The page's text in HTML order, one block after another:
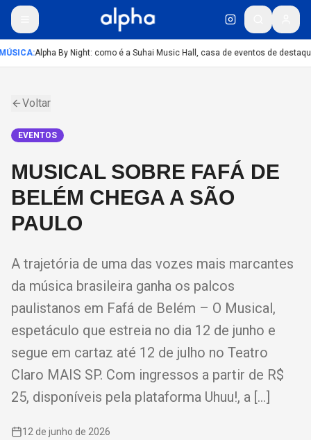
:Alpha By Night: como é a Suhai Music Hall, casa de eventos de
Voltar
EVENTOS
MUSICAL SOBRE FAFÁ DE
BELÉM CHEGA A SÃO
PAULO
A trajetória de uma das vozes mais marcantes
da música brasileira ganha os palcos
paulistanos em Fafá de Belém – O Musical,
espetáculo que estreia no dia 12 de junho e
segue em cartaz até 12 de julho no Teatro
Claro MAIS SP. Com ingressos a partir de R$
25, disponíveis pela plataforma Uhuu!, a […]
12 de junho de 2026